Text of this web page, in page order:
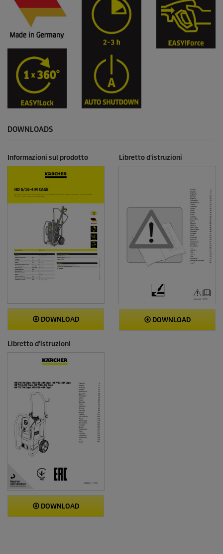
DOWNLOADS
Informazioni sul prodotto
DOWNLOAD
Libretto d'istruzioni
DOWNLOAD
Libretto d'istruzioni
DOWNLOAD